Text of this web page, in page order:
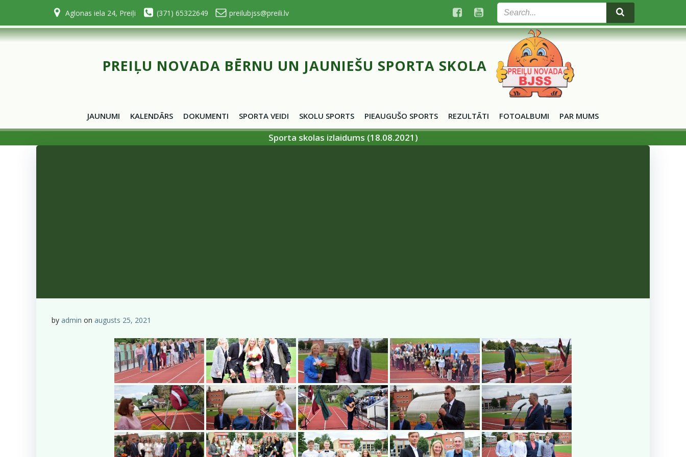
content
Aglonas iela 24, Preiļi (371) 65322649 preilubjss@preili.lv
PREIĻU NOVADA BĒRNU UN JAUNIEŠU SPORTA SKOLA
JAUNUMI KALENDĀRS DOKUMENTI SPORTA VEIDI SKOLU SPORTS PIEAUGUŠO SPORTS REZULTĀTI FOTOALBUMI PAR MUMS
Sporta skolas izlaidums (18.08.2021)
by admin on augusts 25, 2021